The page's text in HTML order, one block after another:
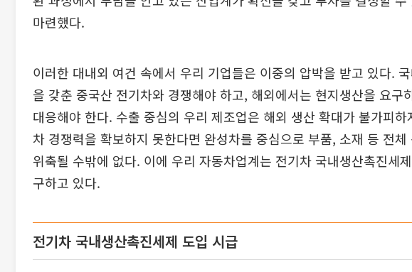
마련했다.
이러한 대내외 여건 속에서 우리 기업들은 이중의 압박을 받고 있다.
을 갖춘 중국산 전기차와 경쟁해야 하고, 해외에서는 현지생산을 요구
대응해야 한다. 수출 중심의 우리 제조업은 해외 생산 확대가 불가피
차 경쟁력을 확보하지 못한다면 완성차를 중심으로 부품, 소재 등 전
위축될 수밖에 없다. 이에 우리 자동차업계는 전기차 국내생산촉진세
구하고 있다.
전기차 국내생산촉진세제 도입 시급